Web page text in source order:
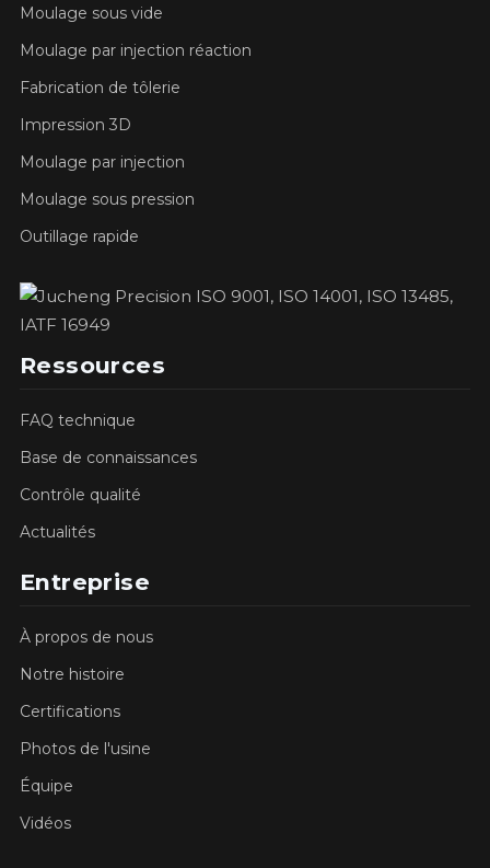
Moulage sous vide
Moulage par injection réaction
Fabrication de tôlerie
Impression 3D
Moulage par injection
Moulage sous pression
Outillage rapide
Ressources
FAQ technique
Base de connaissances
Contrôle qualité
Actualités
Entreprise
À propos de nous
Notre histoire
Certifications
Photos de l'usine
Équipe
Vidéos